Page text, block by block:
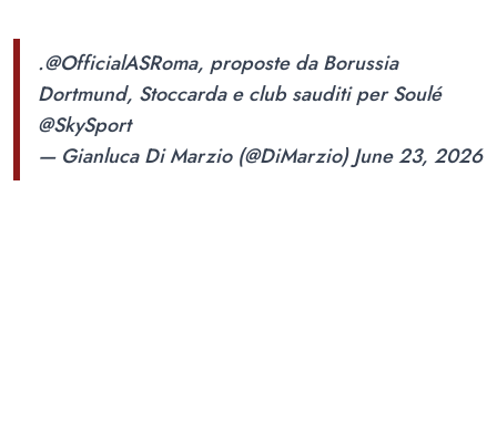
.@OfficialASRoma, proposte da Borussia
Dortmund, Stoccarda e club sauditi per Soulé
@SkySport
— Gianluca Di Marzio (@DiMarzio)June 23, 2026